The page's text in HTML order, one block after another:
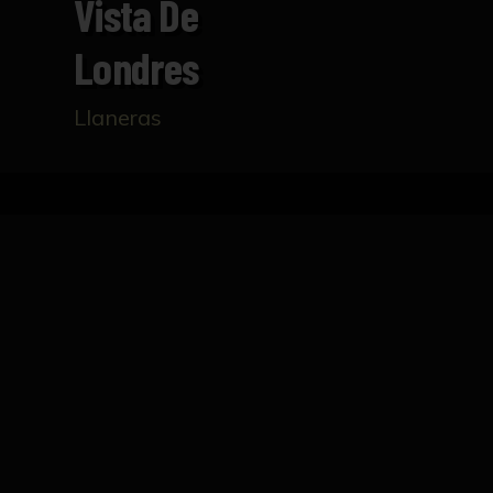
Vista De
Londres
Llaneras